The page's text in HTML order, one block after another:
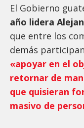
El Gobierno
año lidera
que entre los
demás
«apoyar en el
retornar de
que quisieran
masivo de